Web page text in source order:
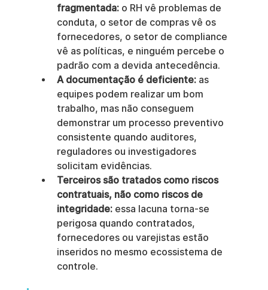
fragmentada: o RH vê problemas de
conduta, o setor de compras vê os
fornecedores, o setor de compliance
vê as políticas, e ninguém percebe o
padrão com a devida antecedência.
A documentação é deficiente: as
equipes podem realizar um bom
trabalho, mas não conseguem
demonstrar um processo preventivo
consistente quando auditores,
reguladores ou investigadores
solicitam evidências.
Terceiros são tratados como riscos
contratuais, não como riscos de
integridade: essa lacuna torna-se
perigosa quando contratados,
fornecedores ou varejistas estão
inseridos no mesmo ecossistema de
controle.